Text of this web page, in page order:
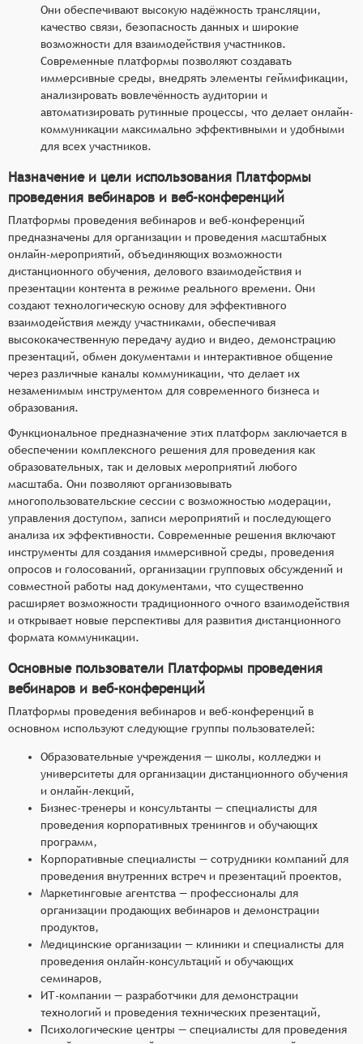
Они обеспечивают высокую надёжность трансляции,
качество связи, безопасность данных и широкие
возможности для взаимодействия участников.
Современные платформы позволяют создавать
иммерсивные среды, внедрять элементы геймификации,
анализировать вовлечённость аудитории и
автоматизировать рутинные процессы, что делает онлайн-
коммуникации максимально эффективными и удобными
для всех участников.
Назначение и цели использования Платформы
проведения вебинаров и веб-конференций
Платформы проведения вебинаров и веб-конференций
предназначены для организации и проведения масштабных
онлайн-мероприятий, объединяющих возможности
дистанционного обучения, делового взаимодействия и
презентации контента в режиме реального времени. Они
создают технологическую основу для эффективного
взаимодействия между участниками, обеспечивая
высококачественную передачу аудио и видео, демонстрацию
презентаций, обмен документами и интерактивное общение
через различные каналы коммуникации, что делает их
незаменимым инструментом для современного бизнеса и
образования.
Функциональное предназначение этих платформ заключается в
обеспечении комплексного решения для проведения как
образовательных, так и деловых мероприятий любого
масштаба. Они позволяют организовывать
многопользовательские сессии с возможностью модерации,
управления доступом, записи мероприятий и последующего
анализа их эффективности. Современные решения включают
инструменты для создания иммерсивной среды, проведения
опросов и голосований, организации групповых обсуждений и
совместной работы над документами, что существенно
расширяет возможности традиционного очного взаимодействия
и открывает новые перспективы для развития дистанционного
формата коммуникации.
Основные пользователи Платформы проведения
вебинаров и веб-конференций
Платформы проведения вебинаров и веб-конференций в
основном используют следующие группы пользователей:
Образовательные учреждения — школы, колледжи и
университеты для организации дистанционного обучения
и онлайн-лекций,
Бизнес-тренеры и консультанты — специалисты для
проведения корпоративных тренингов и обучающих
программ,
Корпоративные специалисты — сотрудники компаний для
проведения внутренних встреч и презентаций проектов,
Маркетинговые агентства — профессионалы для
организации продающих вебинаров и демонстрации
продуктов,
Медицинские организации — клиники и специалисты для
проведения онлайн-консультаций и обучающих
семинаров,
ИТ-компании — разработчики для демонстрации
технологий и проведения технических презентаций,
Психологические центры — специалисты для проведения